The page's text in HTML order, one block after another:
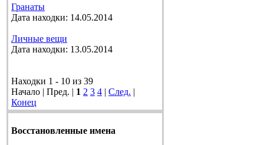
Гранаты
Дата находки: 14.05.2014
Личные вещи
Дата находки: 13.05.2014
Находки 1 - 10 из 39
Начало | Пред. | 1 2 3 4 | След. |
Конец
Восстановленные имена